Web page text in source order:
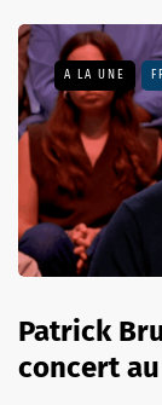
A LA UNE
Patrick
concert